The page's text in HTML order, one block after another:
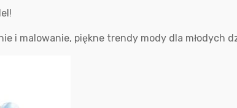
i malowanie, piękne trendy mody dla młodych